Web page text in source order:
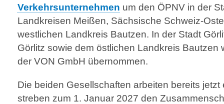
Verkehrs­unter­nehmen um den ÖPNV in der
Landkreisen Meißen, Sächsische Schweiz-
westlichen Landkreis Bautzen. In der Stadt
Görlitz sowie dem östlichen Landkreis Bautzen
der VON GmbH übernommen.
Die beiden Gesellschaften arbeiten bereits
streben zum 1. Januar 2027 den